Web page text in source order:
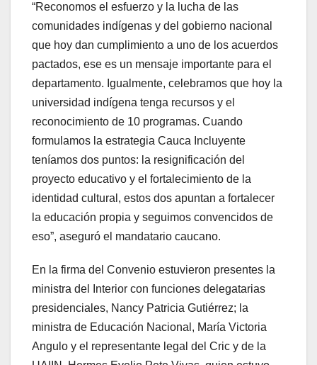
“Reconomos el esfuerzo y la lucha de las
comunidades indígenas y del gobierno nacional
que hoy dan cumplimiento a uno de los acuerdos
pactados, ese es un mensaje importante para el
departamento. Igualmente, celebramos que hoy la
universidad indígena tenga recursos y el
reconocimiento de 10 programas. Cuando
formulamos la estrategia Cauca Incluyente
teníamos dos puntos: la resignificación del
proyecto educativo y el fortalecimiento de la
identidad cultural, estos dos apuntan a fortalecer
la educación propia y seguimos convencidos de
eso”, aseguró el mandatario caucano.
En la firma del Convenio estuvieron presentes la
ministra del Interior con funciones delegatarias
presidenciales, Nancy Patricia Gutiérrez; la
ministra de Educación Nacional, María Victoria
Angulo y el representante legal del Cric y de la